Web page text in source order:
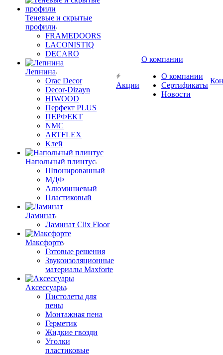
Теневые и скрытые
профили
FRAMEDOORS
LACONISTIQ
DECARO
Лепнина
Orac Decor
Decor-Dizayn
HIWOOD
Перфект PLUS
ПЕРФЕКТ
NMC
ARTFLEX
Клей
Напольный плинтус
Шпонированный
МДФ
Алюминиевый
Пластиковый
Ламинат
Ламинат Clix Floor
Максфорте
Готовые решения
Звукоизоляционные
материалы Maxforte
Аксессуары
Пистолеты для
пены
Монтажная пена
Герметик
Жидкие гвозди
Уголки
пластиковые
Акции
О компании
О компании
Сертификаты
Новости